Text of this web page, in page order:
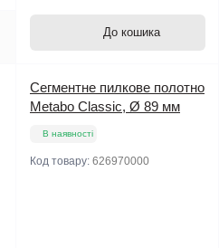
До кошика
Сегментне пилкове полотно
Metabo Classic, Ø 89 мм
В наявності
Код товару: 626970000